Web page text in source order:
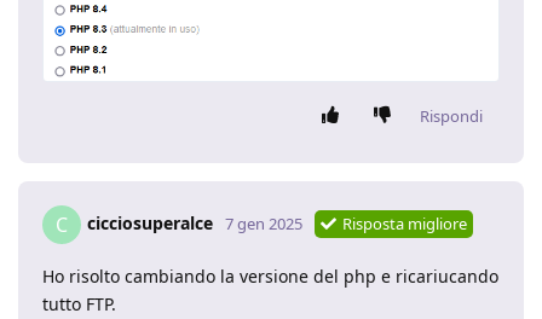
Rispondi
C cicciosuperalce 7 gen 2025 Risposta migliore
Ho risolto cambiando la versione del php e ricariucando
tutto FTP.